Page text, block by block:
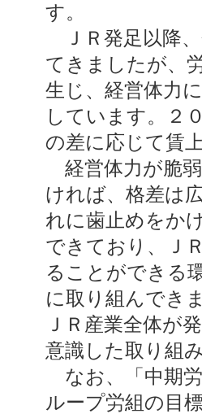
す。
ＪＲ発足以降
てきましたが、
生じ、経営体力
しています。２
の差に応じて賃
経営体力が脆
ければ、格差は
れに歯止めをか
できており、Ｊ
ることができる
に取り組んでき
ＪＲ産業全体が
意識した取り組
なお、「中期
ループ労組の目